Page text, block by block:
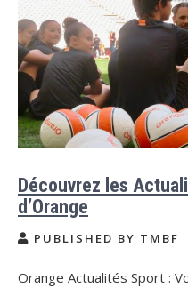
Découvrez les
d’Orange
PUBLISHED BY TMBF
Orange Actualités Sport :